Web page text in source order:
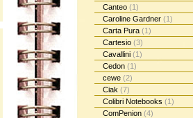
Canteo (1)
Caroline Gardner (1)
Carta Pura (1)
Cartesio (3)
Cavallini (1)
Cedon (1)
cewe (2)
Ciak (7)
Colibri Notebooks (1)
ComPenion (4)